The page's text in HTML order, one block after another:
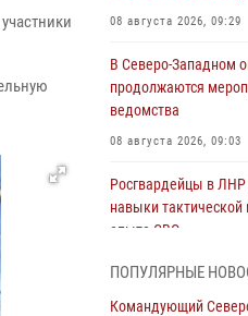
08 августа 2026, 09:29
В Северо-Западном
продолжаются
ведомства
08 августа 2026, 09:03
Росгвардейцы в
навыки
опыта СВО
Военнослужащие
ПОПУЛЯРНЫЕ
Командующий